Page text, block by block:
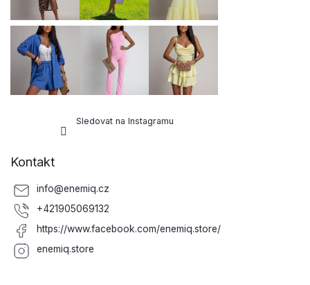
Sledovat na Instagramu
Kontakt
info@enemiq.cz
+421905069132
https://www.facebook.com/enemiq.store/
enemiq.store